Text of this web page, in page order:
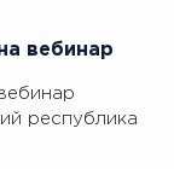
вебинар
республика